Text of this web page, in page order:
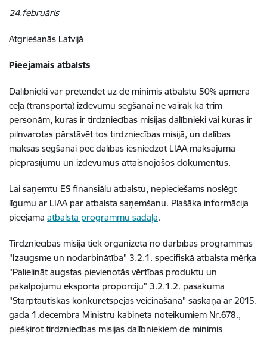
24.februāris
Atgriešanās Latvijā
Pieejamais atbalsts
Dalībnieki var pretendēt uz de minimis atbalstu 50% apmērā
ceļa (transporta) izdevumu segšanai ne vairāk kā trim
personām, kuras ir tirdzniecības misijas dalībnieki vai kuras ir
pilnvarotas pārstāvēt tos tirdzniecības misijā, un dalības
maksas segšanai pēc dalības iesniedzot LIAA maksājuma
pieprasījumu un izdevumus attaisnojošos dokumentus.
Lai saņemtu ES finansiālu atbalstu, nepieciešams noslēgt
līgumu ar LIAA par atbalsta saņemšanu. Plašāka informācija
pieejama atbalsta programmu sadaļā.
Tirdzniecības misija tiek organizēta no darbības programmas
"Izaugsme un nodarbinātība" 3.2.1. specifiskā atbalsta mērķa
"Palielināt augstas pievienotās vērtības produktu un
pakalpojumu eksporta proporciju" 3.2.1.2. pasākuma
"Starptautiskās konkurētspējas veicināšana" saskaņā ar 2015.
gada 1.decembra Ministru kabineta noteikumiem Nr.678.,
piešķirot tirdzniecības misijas dalībniekiem de minimis